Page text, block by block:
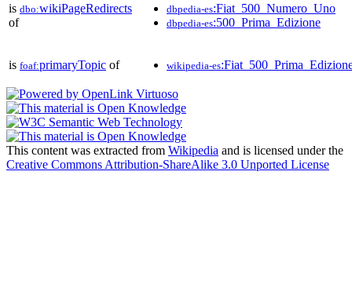
is dbo:wikiPageRedirects
of
dbpedia-es:Fiat_500_Numero_Uno
dbpedia-es:500_Prima_Edizione
is foaf:primaryTopic of wikipedia-es
This content was extracted from Wikipedia and is licensed under the
Creative Commons Attribution-ShareAlike 3.0 Unported License